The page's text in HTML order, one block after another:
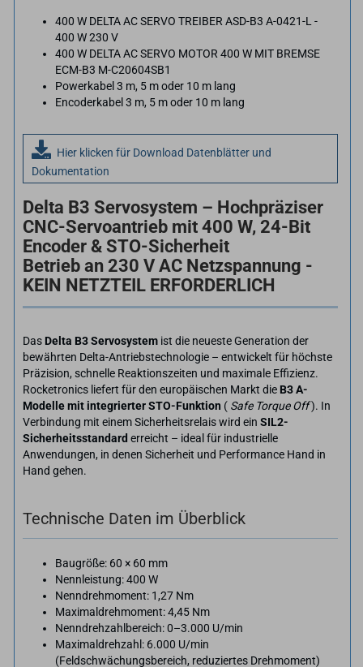
400 W DELTA AC SERVO TREIBER ASD-​B3 A-​0421-L -
400 W 230 V
400 W DELTA AC SERVO MOTOR 400 W MIT BREMSE
ECM-​B3 M-​C20604SB1
Powerkabel 3 m, 5 m oder 10 m lang
Encoderkabel 3 m, 5 m oder 10 m lang
Hier klicken für Download Datenblätter und
Dokumentation
Delta B3 Servosystem – Hochpräziser
CNC-Servoantrieb mit 400 W, 24-Bit
Encoder & STO-Sicherheit
Betrieb an 230 V AC Netzspannung -
KEIN NETZTEIL ERFORDERLICH
Das Delta B3 Servosystem ist die neueste Generation der
bewährten Delta-Antriebstechnologie – entwickelt für höchste
Präzision, schnelle Reaktionszeiten und maximale Effizienz.
Rocketronics liefert für den europäischen Markt die B3 A-
Modelle mit integrierter STO-Funktion ( Safe Torque Off). In
Verbindung mit einem Sicherheitsrelais wird ein SIL2-
Sicherheitsstandard erreicht – ideal für industrielle
Anwendungen, in denen Sicherheit und Performance Hand in
Hand gehen.
Technische Daten im Überblick
Baugröße: 60 × 60 mm
Nennleistung: 400 W
Nenndrehmoment: 1,27 Nm
Maximaldrehmoment: 4,45 Nm
Nenndrehzahlbereich: 0–3.000 U/min
Maximaldrehzahl: 6.000 U/min
(Feldschwächungsbereich, reduziertes Drehmoment)